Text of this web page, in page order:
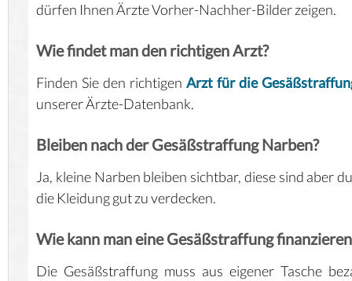
dürfen Ihnen Ärzte Vorher-Nachher-Bilder zeigen.
Wie findet man den richtigen Arzt?
Finden Sie den richtigen Arzt für die
unserer Ärzte-Datenbank.
Bleiben nach der Gesäßstraffung Narben?
Ja, kleine Narben bleiben sichtbar, diese sind aber
die Kleidung gut zu verdecken.
Wie kann man eine Gesäßstraffung
Die Gesäßstraffung muss aus eigener Tasche